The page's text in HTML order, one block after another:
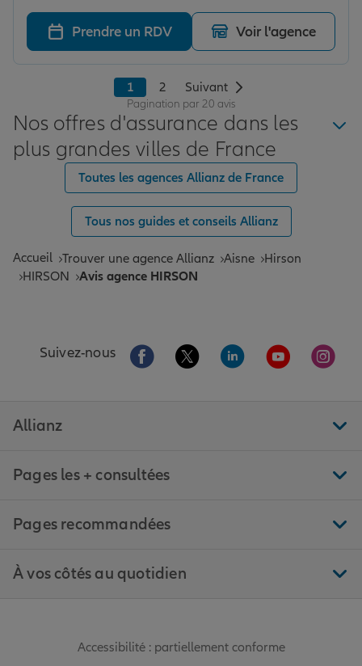
Prendre un RDV Voir l'agence
1 2 Suivant
Pagination par 20 avis
Nos offres d'assurance dans les
plus grandes villes de France
Toutes les agences Allianz de France
Tous nos guides et conseils Allianz
Accueil Trouver une agence Allianz Aisne
Hirson
HIRSON
Avis agence HIRSON
Suivez-nous Aller sur la page Facebook de Allianz
Aller sur la page Twitter de
Aller sur la page
Aller sur la
Aller
Allianz
Pages les + consultées
Pages recommandées
À vos côtés au quotidien
Accessibilité : partiellement conforme